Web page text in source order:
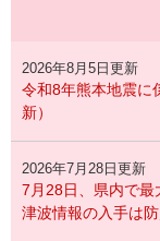
2026年8月5日更新
令和8年熊本地震に
新）
2026年7月28日更新
7月28日、県内で最
津波情報の入手は